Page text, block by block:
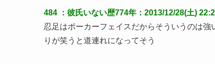
484 ：彼氏いない歴774年：2013/12/28(土)
忍足はポーカーフェイスだからそういうのは
りが笑うと道連れになってそう